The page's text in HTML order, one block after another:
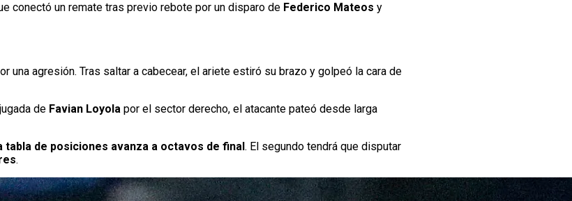
conectó un remate tras previo rebote por un disparo de Federico Mateos y
una agresión. Tras saltar a cabecear, el ariete estiró su brazo y golpeó la cara de
de Favian Loyola por el sector derecho, el atacante pateó desde larga
de posiciones avanza a octavos de final . El segundo tendrá que disputar
.